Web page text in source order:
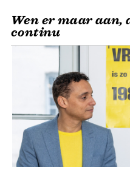
Wen er maar aan,
continu